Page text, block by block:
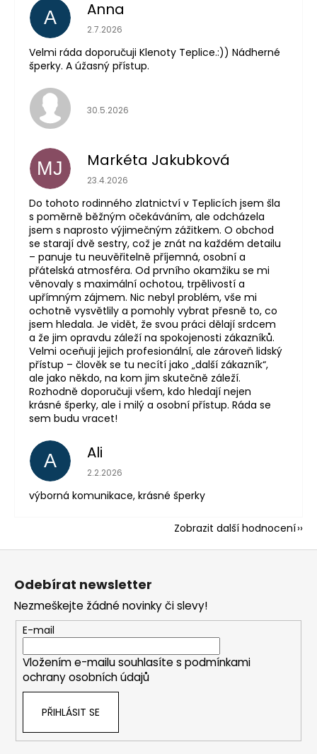
A Anna
Hodnocení obchodu je 5 z 5 hvězdiček.
2.7.2026
Velmi ráda doporučuji Klenoty Teplice.:)) Nádherné
šperky. A úžasný přístup.
Hodnocení obchodu je 5 z 5 hvězdiček.
30.5.2026
MJ Markéta Jakubková
Hodnocení obchodu je 5 z 5 hvězdiček.
23.4.2026
Do tohoto rodinného zlatnictví v Teplicích jsem šla
s poměrně běžným očekáváním, ale odcházela
jsem s naprosto výjimečným zážitkem. O obchod
se starají dvě sestry, což je znát na každém detailu
– panuje tu neuvěřitelně příjemná, osobní a
přátelská atmosféra. Od prvního okamžiku se mi
věnovaly s maximální ochotou, trpělivostí a
upřímným zájmem. Nic nebyl problém, vše mi
ochotně vysvětlily a pomohly vybrat přesně to, co
jsem hledala. Je vidět, že svou práci dělají srdcem
a že jim opravdu záleží na spokojenosti zákazníků.
Velmi oceňuji jejich profesionální, ale zároveň lidský
přístup – člověk se tu necítí jako „další zákazník“,
ale jako někdo, na kom jim skutečně záleží.
Rozhodně doporučuji všem, kdo hledají nejen
krásné šperky, ale i milý a osobní přístup. Ráda se
sem budu vracet!
A Ali
Hodnocení obchodu je 5 z 5 hvězdiček.
2.2.2026
výborná komunikace, krásné šperky
Zobrazit další hodnocení
Z
Odebírat newsletter
Nezmeškejte žádné novinky či slevy!
E-mail
Vložením e-mailu souhlasíte s podmínkami
ochrany osobních údajů
PŘIHLÁSIT SE